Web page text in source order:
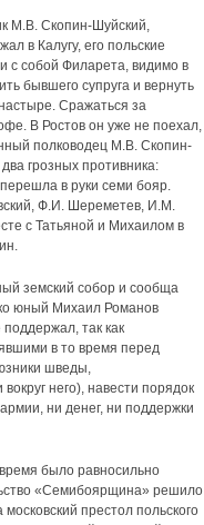
М.В. Скопин-Шуйский,
в Калугу, его польские
с собой Филарета, видимо в
бывшего супруга и вернуть
Сражаться за
В Ростов он уже не поехал,
полководец М.В. Скопин-
грозных противника:
в руки семи бояр.
Ф.И. Шереметев, И.М.
с Татьяной и Михаилом в
земский собор и сообща
юный Михаил Романов
так как
в то время перед
шведы,
него), навести порядок
ни денег, ни поддержки
было равносильно
«Семибоярщина» решило
престол польского